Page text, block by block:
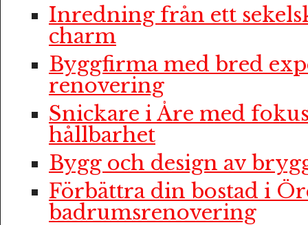
Inredning från ett
charm
Byggfirma med bred
renovering
Snickare i Åre med
hållbarhet
Bygg och design av
Förbättra din bostad i
badrumsrenovering